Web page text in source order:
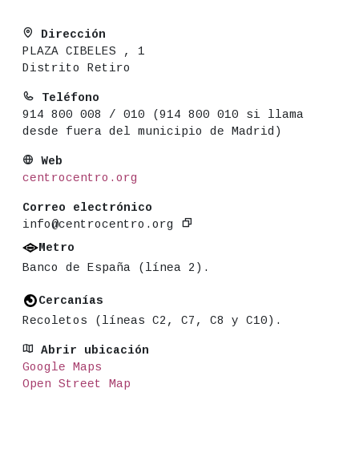
Dirección
PLAZA CIBELES , 1
Distrito Retiro
Teléfono
914 800 008 / 010 (914 800 010 si llama
desde fuera del municipio de Madrid)
Web
centrocentro.org
Correo electrónico
info@centrocentro.org
Metro
Banco de España (línea 2).
Cercanías
Recoletos (líneas C2, C7, C8 y C10).
Abrir ubicación
Google Maps
Open Street Map